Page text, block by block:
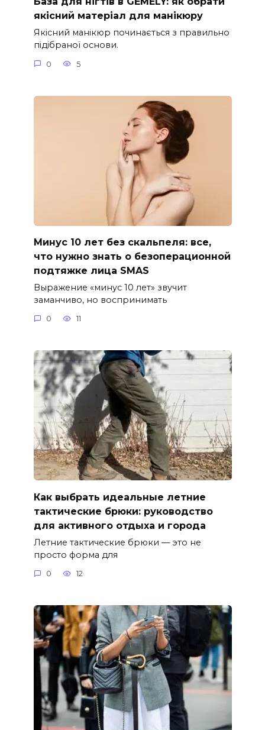
якісний матеріал для манікюру
Якісний манікюр починається з правильно
підібраної основи.
0 5
Минус 10 лет без скальпеля: все,
что нужно знать о безоперационной
подтяжке лица SMAS
Выражение «минус 10 лет» звучит
заманчиво, но воспринимать
0 11
Как выбрать идеальные летние
тактические брюки: руководство
для активного отдыха и города
Летние тактические брюки — это не
просто форма для
0 12